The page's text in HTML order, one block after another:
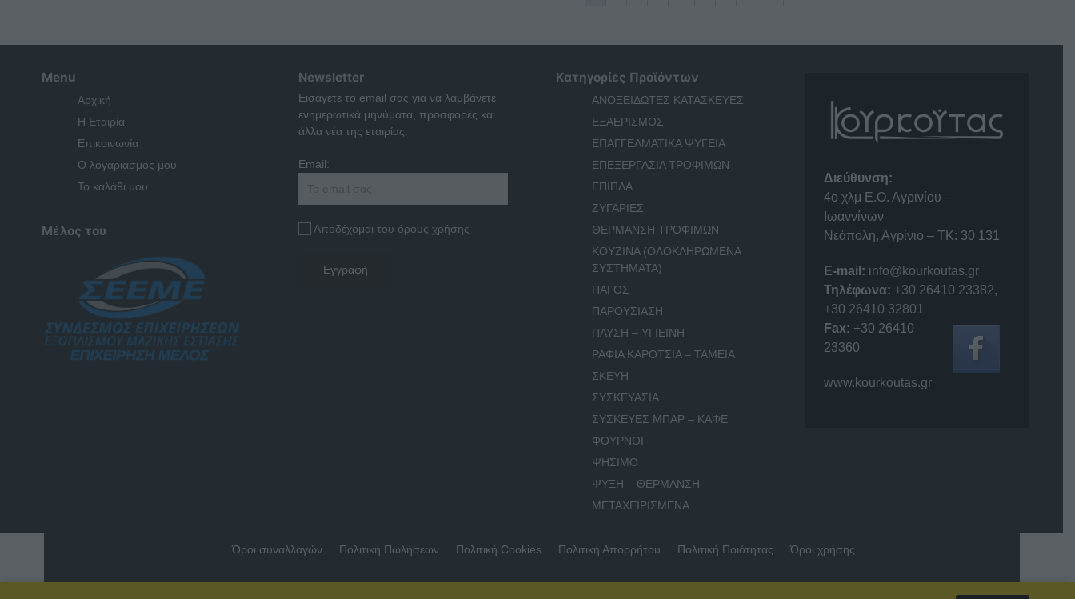
Menu
Αρχική
Η Εταιρία
Επικοινωνία
Ο λογαριασμός μου
Το καλάθι μου
Μέλος του
Newsletter
Εισάγετε το email σας για να λαμβάνετε
ενημερωτικά μηνύματα, προσφορές και
άλλα νέα της εταιρίας.
Email:
Αποδέχομαι του όρους χρήσης
Κατηγορίες Προϊόντων
ΑΝΟΞΕΙΔΩΤΕΣ ΚΑΤΑΣΚΕΥΕΣ
ΕΞΑΕΡΙΣΜΟΣ
ΕΠΑΓΓΕΛΜΑΤΙΚΑ ΨΥΓΕΙΑ
ΕΠΕΞΕΡΓΑΣΙΑ ΤΡΟΦΙΜΩΝ
ΕΠΙΠΛΑ
ΖΥΓΑΡΙΕΣ
ΘΕΡΜΑΝΣΗ ΤΡΟΦΙΜΩΝ
ΚΟΥΖΙΝΑ (ΟΛΟΚΛΗΡΩΜΕΝΑ
ΣΥΣΤΗΜΑΤΑ)
ΠΑΓΟΣ
ΠΑΡΟΥΣΙΑΣΗ
ΠΛΥΣΗ – ΥΓΙΕΙΝΗ
ΡΑΦΙΑ ΚΑΡΟΤΣΙΑ – ΤΑΜΕΙΑ
ΣΚΕΥΗ
ΣΥΣΚΕΥΑΣΙΑ
ΣΥΣΚΕΥΕΣ ΜΠΑΡ – ΚΑΦΕ
ΦΟΥΡΝΟΙ
ΨΗΣΙΜΟ
ΨΥΞΗ – ΘΕΡΜΑΝΣΗ
ΜΕΤΑΧΕΙΡΙΣΜΕΝΑ
Διεύθυνση:
4o χλμ Ε.Ο. Αγρινίου –
Ιωαννίνων
Νεάπολη, Αγρίνιο – ΤΚ: 30 131
E-mail: info@kourkoutas.gr
Τηλέφωνα: +30 26410 23382,
+30 26410 32801
Fax: +30 26410
23360
www.kourkoutas.gr
Όροι συναλλαγών Πολιτική Πωλήσεων Πολιτική Cookies Πολιτική Απορρήτου Πολιτική Ποιότητας Όροι χρήσης